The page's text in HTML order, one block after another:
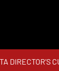
DIRECTOR’S